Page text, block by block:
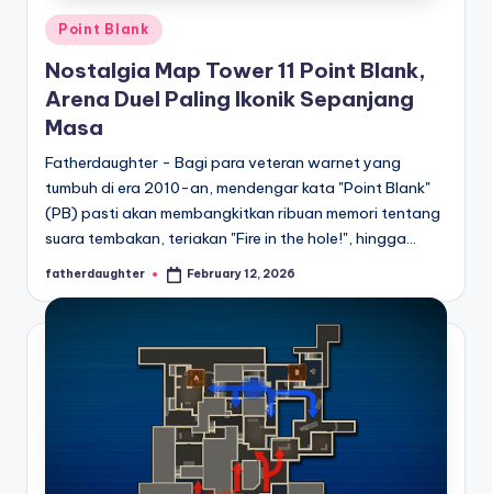
Posted
in
Point Blank
Nostalgia Map Tower 11 Point Blank,
Arena Duel Paling Ikonik Sepanjang
Masa
Fatherdaughter - Bagi para veteran warnet yang
tumbuh di era 2010-an, mendengar kata "Point Blank"
(PB) pasti akan membangkitkan ribuan memori tentang
suara tembakan, teriakan "Fire in the hole!", hingga…
Posted
fatherdaughter February 12, 2026